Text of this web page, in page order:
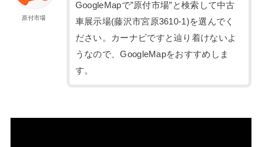
原付市場
GoogleMapで”原付市場”と検索して中古
車展示場(藤沢市宮原3610-1)を選んでく
ださい。カーナビですと辿り着けないよ
うなので、GoogleMapをおすすめしま
す。